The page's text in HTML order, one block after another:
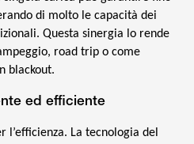
di molto le capacità dei
Questa sinergia lo rende
road trip o come
blackout.
ed efficiente
l’efficienza. La tecnologia del